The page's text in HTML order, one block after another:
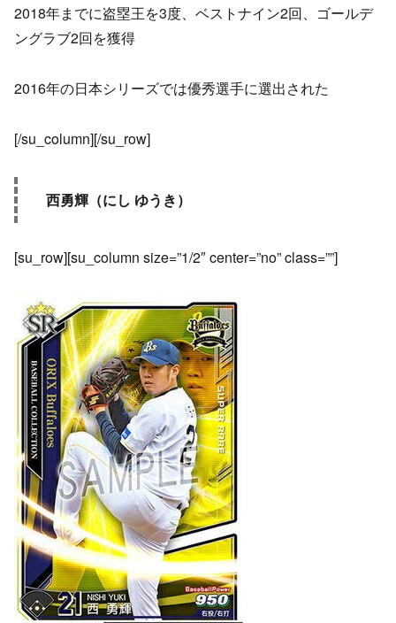
2018年までに盗塁王を3度、ベストナイン2回、ゴールデ
ングラブ2回を獲得
2016年の日本シリーズでは優秀選手に選出された
[/su_column][/su_row]
西勇輝（にし ゆうき）
[su_row][su_column size=”1/2″ center=”no” class=””]